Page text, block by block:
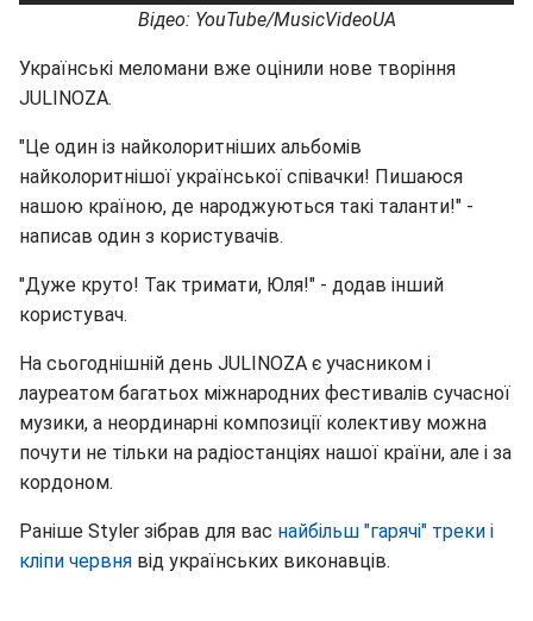
Відео: YouTube/MusicVideoUA
Українські меломани вже оцінили нове творіння
JULINOZA.
"Це один із найколоритніших альбомів
найколоритнішої української співачки! Пишаюся
нашою країною, де народжуються такі таланти!" -
написав один з користувачів.
"Дуже круто! Так тримати, Юля!" - додав інший
користувач.
На сьогоднішній день JULINOZA є учасником і
лауреатом багатьох міжнародних фестивалів сучасної
музики, а неординарні композиції колективу можна
почути не тільки на радіостанціях нашої країни, але і за
кордоном.
Раніше Styler зібрав для вас найбільш "гарячі" треки і
кліпи червня від українських виконавців.